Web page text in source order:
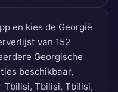
en kies de Georgië
van 152
Georgische
beschikbaar,
Tbilisi, Tbilisi, Tbilisi,